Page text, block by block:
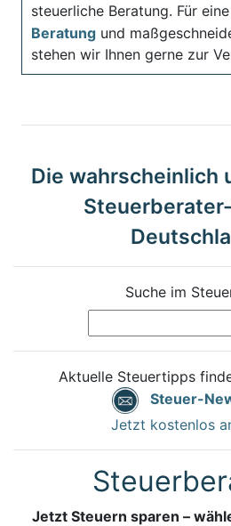
steuerliche Beratung. Für
Beratung und
stehen wir Ihnen gerne zur
Die wahrscheinlich
Suche im
Aktuelle Steuertipps
Steuer-
Jetzt kostenlos
Jetzt Steuern sparen –